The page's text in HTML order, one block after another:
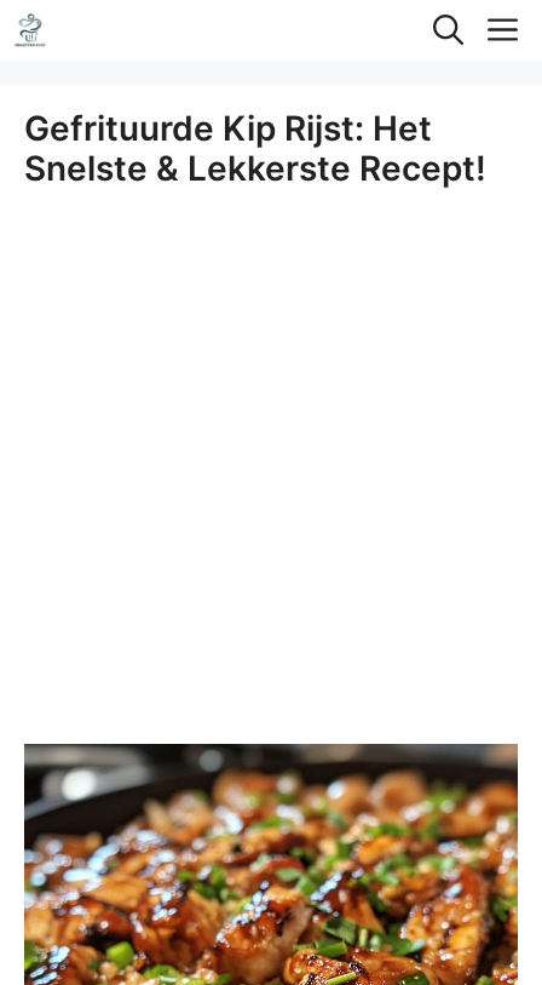
Ga
naar
inhoud
Gefrituurde Kip Rijst: Het
Snelste & Lekkerste Recept!